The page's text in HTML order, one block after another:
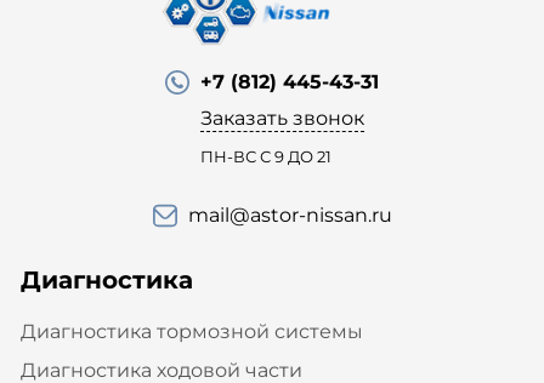
+7 (812) 445-43-31
Заказать звонок
ПН-ВС С 9 ДО 21
mail@astor-nissan.ru
Диагностика
Диагностика тормозной системы
Диагностика ходовой части